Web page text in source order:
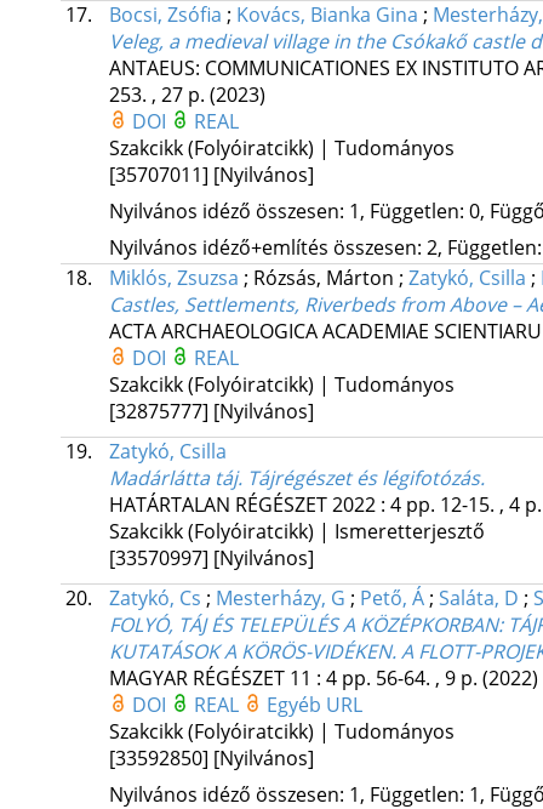
17.
Bocsi, Zsófia ; Kovács, Bianka Gina ;
Veleg, a medieval village in the Csókakő castle
ANTAEUS: COMMUNICATIONES EX INSTITUTO
253. , 27 p. (2023)
DOI
REAL
Szakcikk (Folyóiratcikk) | Tudományos
[35707011] [Nyilvános]
Nyilvános idéző összesen: 1, Független: 0,
Nyilvános idéző+említés összesen: 2,
18.
Miklós, Zsuzsa ; Rózsás, Márton ; Zatykó, Csilla ;
Castles, Settlements, Riverbeds from Above –
ACTA ARCHAEOLOGICA ACADEMIAE
DOI
REAL
Szakcikk (Folyóiratcikk) | Tudományos
[32875777] [Nyilvános]
19.
Zatykó, Csilla
Madárlátta táj. Tájrégészet és légifotózás.
HATÁRTALAN RÉGÉSZET2022: 4 pp. 12-15. , 4
Szakcikk (Folyóiratcikk) | Ismeretterjesztő
[33570997] [Nyilvános]
20.
Zatykó, Cs ; Mesterházy, G ; Pető, Á; Saláta, D ;
FOLYÓ, TÁJ ÉS TELEPÜLÉS A KÖZÉPKORBAN:
KUTATÁSOK A KÖRÖS-VIDÉKEN. A FLOTT-
MAGYAR RÉGÉSZET 11 : 4 pp. 56-64. , 9 p. (2022)
DOI
REAL
Egyéb URL
Szakcikk (Folyóiratcikk) | Tudományos
[33592850] [Nyilvános]
Nyilvános idéző összesen: 1, Független: 1,